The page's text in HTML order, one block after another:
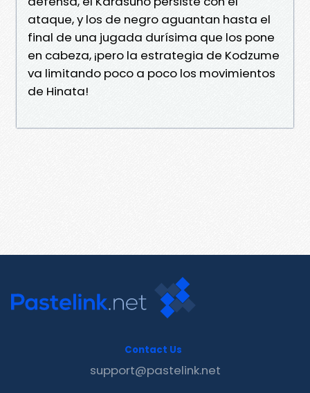
ataque, y los de negro aguantan hasta el
final de una jugada durísima que los pone
en cabeza, ¡pero la estrategia de Kodzume
va limitando poco a poco los movimientos
de Hinata!
Contact Us
support@pastelink.net